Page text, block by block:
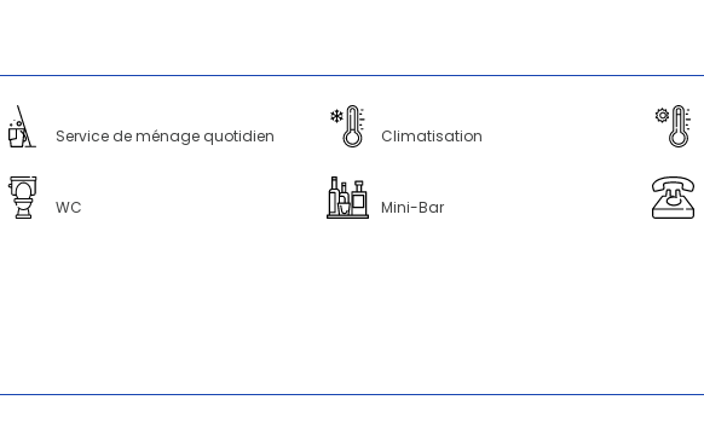
Service de ménage quotidien Climatisation
WC Mini-Bar